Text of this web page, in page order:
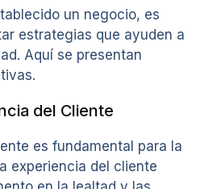
un negocio, es
estrategias que ayuden a
Aquí se presentan
del Cliente
es fundamental para la
experiencia del cliente